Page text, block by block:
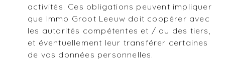
activités. Ces obligations peuvent impliquer
que Immo Groot Leeuw doit coopérer avec
les autorités compétentes et / ou des tiers,
et éventuellement leur transférer certaines
de vos données personnelles.